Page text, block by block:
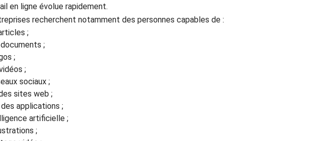
en ligne évolue rapidement.
recherchent notamment des personnes capables de :
;
;
;
;
sociaux ;
sites web ;
applications ;
artificielle ;
;